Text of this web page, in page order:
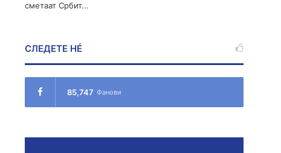
сметаат Србит...
СЛЕДЕТЕ НÉ
85,747 Фанови